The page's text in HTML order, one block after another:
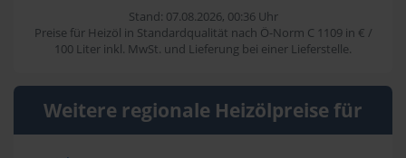
Stand: 07.08.2026, 00:36 Uhr
Preise für Heizöl in Standardqualität nach Ö-Norm C 1109 in € /
100 Liter inkl. MwSt. und Lieferung bei einer Lieferstelle.
Weitere regionale Heizölpreise für